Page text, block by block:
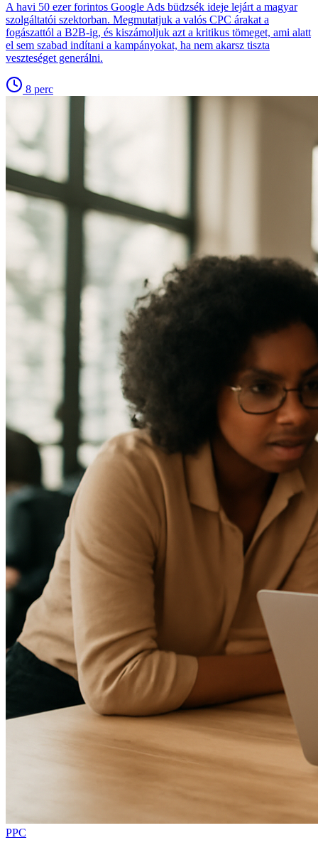
A havi 50 ezer forintos Google Ads büdzsék ideje lejárt a magyar
szolgáltatói szektorban. Megmutatjuk a valós CPC árakat a
fogászattól a B2B-ig, és kiszámoljuk azt a kritikus tömeget, ami alatt
el sem szabad indítani a kampányokat, ha nem akarsz tiszta
veszteséget generálni.
8 perc
PPC